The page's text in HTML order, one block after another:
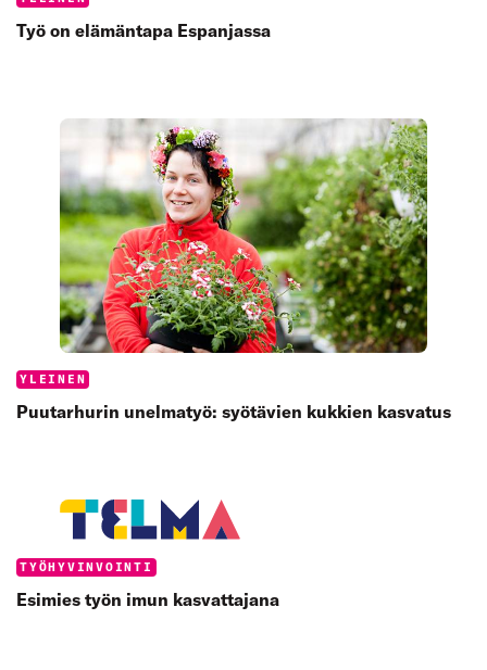
Työ on elämäntapa Espanjassa
Categories:
YLEINEN
Puutarhurin unelmatyö: syötävien kukkien kasvatus
Categories:
TYÖHYVINVOINTI
Esimies työn imun kasvattajana